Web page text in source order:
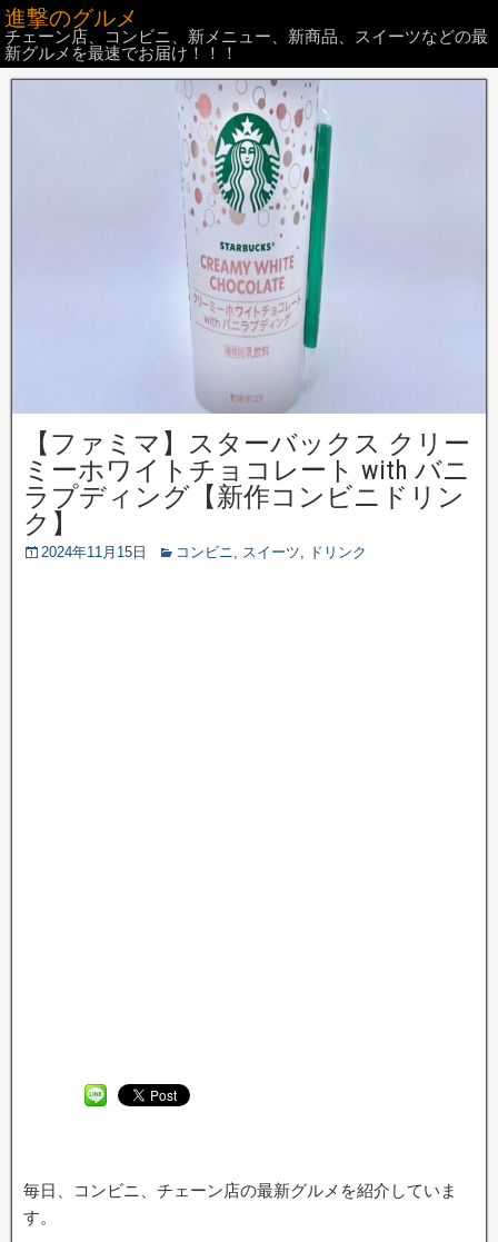
進撃のグルメ
チェーン店、コンビニ、新メニュー、新商品、スイーツなどの最
新グルメを最速でお届け！！！
【ファミマ】スターバックス クリー
ミーホワイトチョコレート with バニ
ラプディング【新作コンビニドリン
ク】
2024年11月15日 コンビニ, スイーツ, ドリンク
毎日、コンビニ、チェーン店の最新グルメを紹介していま
す。